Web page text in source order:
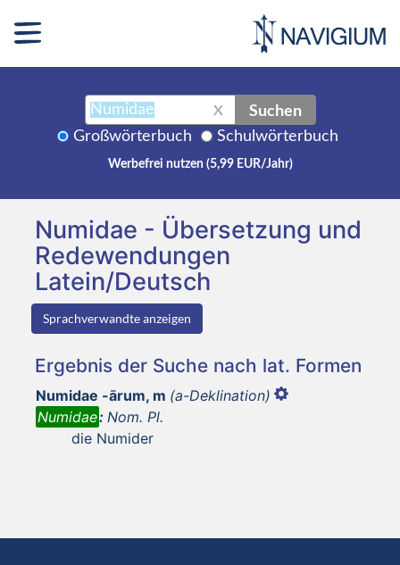
X Suchen
Großwörterbuch Schulwörterbuch
Werbefrei nutzen (5,99 EUR/Jahr)
Numidae - Übersetzung und
Redewendungen
Latein/Deutsch
Sprachverwandte anzeigen
Ergebnis der Suche nach lat. Formen
Numidae -ārum, m (a-Deklination)
Numidae: Nom. Pl.
die Numider